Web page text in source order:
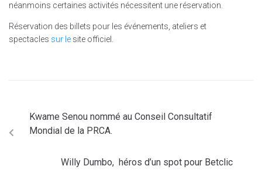
néanmoins certaines activités nécessitent une réservation.
Réservation des billets pour les événements, ateliers et
spectacles sur le site officiel.
Kwame Senou nommé au Conseil Consultatif
Mondial de la PRCA.
Willy Dumbo, héros d’un spot pour Betclic